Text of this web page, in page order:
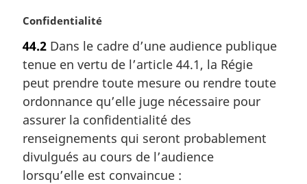
a
e
:
N
t
e
m
a
g
i
n
a
Confidentialité
44.2 Dans le cadre d’une audience publique
tenue en vertu de l’article 44.1, la Régie
peut prendre toute mesure ou rendre toute
ordonnance qu’elle juge nécessaire pour
assurer la confidentialité des
renseignements qui seront probablement
divulgués au cours de l’audience
lorsqu’elle est convaincue :